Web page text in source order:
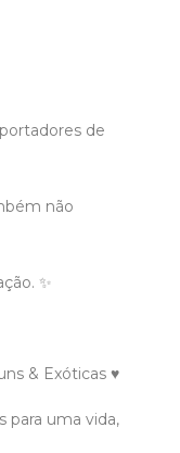
de
não
✨
& Exóticas ♥
para uma vida,